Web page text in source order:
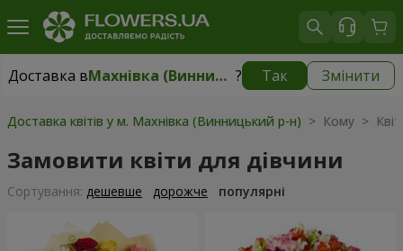
Доставка в Махнівка (Винницький р-н) ? Так Змінити
Доставка вМахнівка (Винницький р-н)| 900 грн
Доставка квітів у м. Махнівка (Винницький р-н) > Кому >
Замовити квіти для дівчини
Сортування: дешевше дорожче популярні